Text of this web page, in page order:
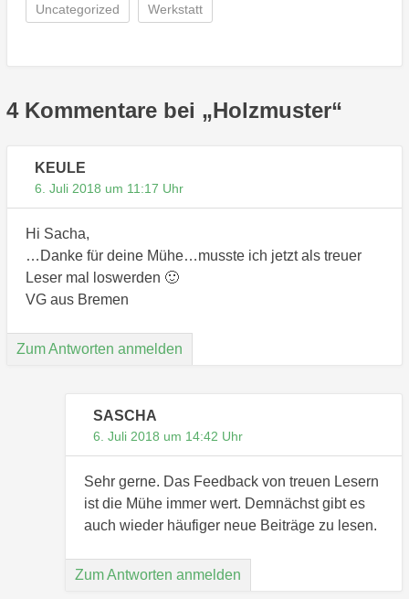
Uncategorized Werkstatt
4 Kommentare bei „Holzmuster“
KEULE
6. Juli 2018 um 11:17 Uhr
Hi Sacha,
…Danke für deine Mühe…musste ich jetzt als treuer
Leser mal loswerden 🙂
VG aus Bremen
Zum Antworten anmelden
SASCHA
6. Juli 2018 um 14:42 Uhr
Sehr gerne. Das Feedback von treuen Lesern
ist die Mühe immer wert. Demnächst gibt es
auch wieder häufiger neue Beiträge zu lesen.
Zum Antworten anmelden